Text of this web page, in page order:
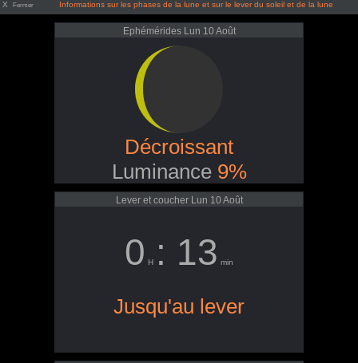
X Fermer Informations sur les phases de la lune et sur le lever du soleil et de la lune
Ephémérides Lun 10 Août
Décroissant
Luminance 9%
Lever et coucher Lun 10 Août
0 H : 13 min
Jusqu'au lever